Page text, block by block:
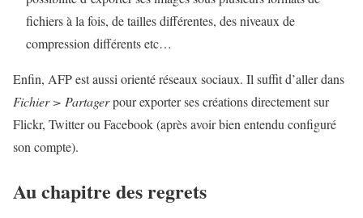
fichiers à la fois, de tailles différentes, des niveaux de
compression différents etc…
Enfin, AFP est aussi orienté réseaux sociaux. Il suffit d’aller dans
Fichier > Partagerpour exporter ses créations directement sur
Flickr, Twitter ou Facebook (après avoir bien entendu configuré
son compte).
Au chapitre des regrets